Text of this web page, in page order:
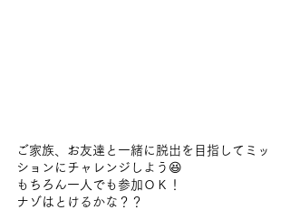
ご家族、お友達と一緒に脱出を目指してミッ
ションにチャレンジしよう😆
もちろん一人でも参加ＯＫ！
ナゾはとけるかな？？